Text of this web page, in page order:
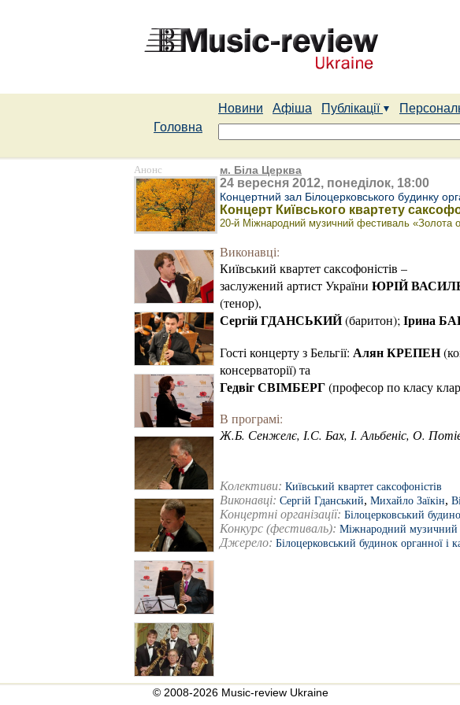
Новини Афіша Публікації
Головна
Анонс м. Біла Церква
24 вересня 2012, понеділок, 18:00
Концертний зал Білоцерковського будинку
Концерт Київського квартету
20-й Міжнародний музичний фестиваль «Золота
Виконавці:
Київський квартет саксофоністів –
заслужений артист України ЮРІЙ
(тенор),
Сергій ГДАНСЬКИЙ(баритон); Ірина
Гості концерту з Бельгії: Алян КРЕПЕН
консерваторії) та
Гедвіг СВІМБЕРГ(професор по класу
В програмі:
Ж.Б. Сенжелє, І.С. Бах, І. Альбеніс, О.
Колективи: Київський квартет саксофоністів
Виконавці: Сергій Гданський, Михайло Заїкін,
Концертні організації: Білоцерковський
Конкурс (фестиваль): Міжнародний музичний
Джерело: Білоцерковський будинок органної і
© 2008-2026 Music-review Ukraine